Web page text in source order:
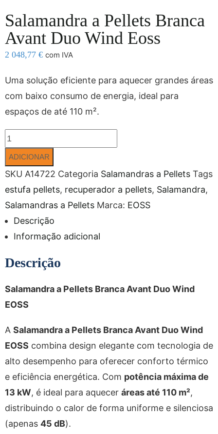
Salamandra a Pellets Branca
Avant Duo Wind Eoss
2 048,77 € com IVA
Uma solução eficiente para aquecer grandes áreas
com baixo consumo de energia, ideal para
espaços de até 110 m².
ADICIONAR
SKU A14722 Categoria Salamandras a Pellets Tags
estufa pellets, recuperador a pellets, Salamandra,
Salamandras a Pellets Marca: EOSS
Descrição
Informação adicional
Descrição
Salamandra a Pellets Branca Avant Duo Wind
EOSS
A Salamandra a Pellets Branca Avant Duo Wind
EOSS combina design elegante com tecnologia de
alto desempenho para oferecer conforto térmico
e eficiência energética. Com potência máxima de
13 kW, é ideal para aquecer áreas até 110 m²,
distribuindo o calor de forma uniforme e silenciosa
(apenas 45 dB).